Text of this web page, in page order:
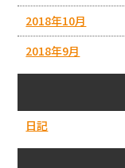
2018年10月
2018年9月
日記